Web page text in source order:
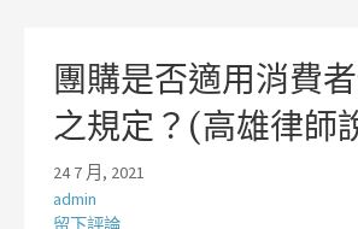
團購是否適用消費
之規定？(高雄律師
24 7 月, 2021
admin